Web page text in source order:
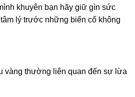
khuyên bạn hãy giữ gìn sức
lý trước những biến cố không
vàng thường liên quan đến sự lừa